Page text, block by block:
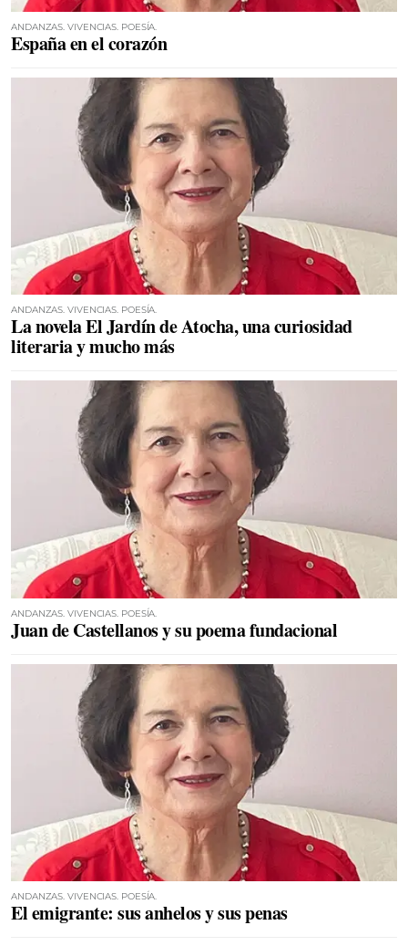
ANDANZAS. VIVENCIAS. POESÍA.
España en el corazón
ANDANZAS. VIVENCIAS. POESÍA.
La novela El Jardín de Atocha, una curiosidad
literaria y mucho más
ANDANZAS. VIVENCIAS. POESÍA.
Juan de Castellanos y su poema fundacional
ANDANZAS. VIVENCIAS. POESÍA.
El emigrante: sus anhelos y sus penas